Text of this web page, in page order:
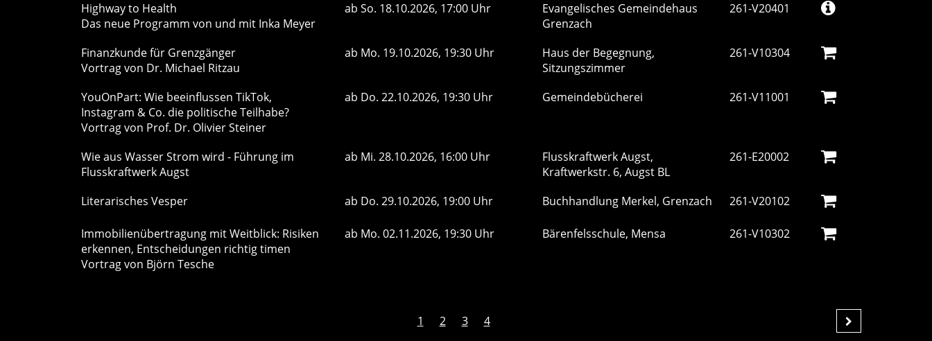
Highway to Health
Das neue Programm von und mit Inka Meyer
ab So. 18.10.2026, 17:00 Uhr
Evangelisches Gemeindehaus
Grenzach
261-V20401
Finanzkunde für Grenzgänger
Vortrag von Dr. Michael Ritzau
ab Mo. 19.10.2026, 19:30 Uhr
Haus der Begegnung,
Sitzungszimmer
261-V10304
YouOnPart: Wie beeinflussen TikTok,
Instagram & Co. die politische Teilhabe?
Vortrag von Prof. Dr. Olivier Steiner
ab Do. 22.10.2026, 19:30 Uhr Gemeindebücherei 261-V11001
Wie aus Wasser Strom wird - Führung im
Flusskraftwerk Augst
ab Mi. 28.10.2026, 16:00 Uhr
Flusskraftwerk Augst,
Kraftwerkstr. 6, Augst BL
261-E20002
Literarisches Vesper ab Do. 29.10.2026, 19:00 Uhr Buchhandlung Merkel, Grenzach 261-V20102
Immobilienübertragung mit Weitblick: Risiken
erkennen, Entscheidungen richtig timen
Vortrag von Björn Tesche
ab Mo. 02.11.2026, 19:30 Uhr Bärenfelsschule, Mensa 261-V10302
1 2 3 4